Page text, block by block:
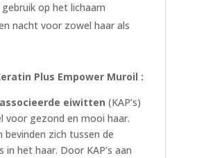
op het lichaam
nacht voor zowel haar als
Plus Empower Muroil :
eiwitten (KAP’s)
voor gezond en mooi haar.
bevinden zich tussen de
in het haar. Door KAP’s aan